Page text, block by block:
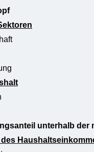
unterhalb der